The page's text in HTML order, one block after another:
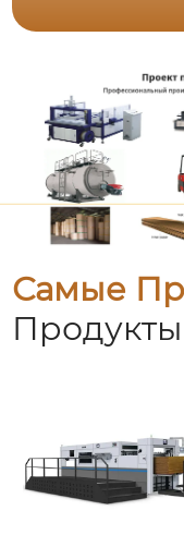
Самые
Продукты